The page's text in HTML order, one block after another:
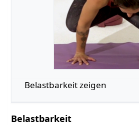
Belastbarkeit zeigen
Belastbarkeit